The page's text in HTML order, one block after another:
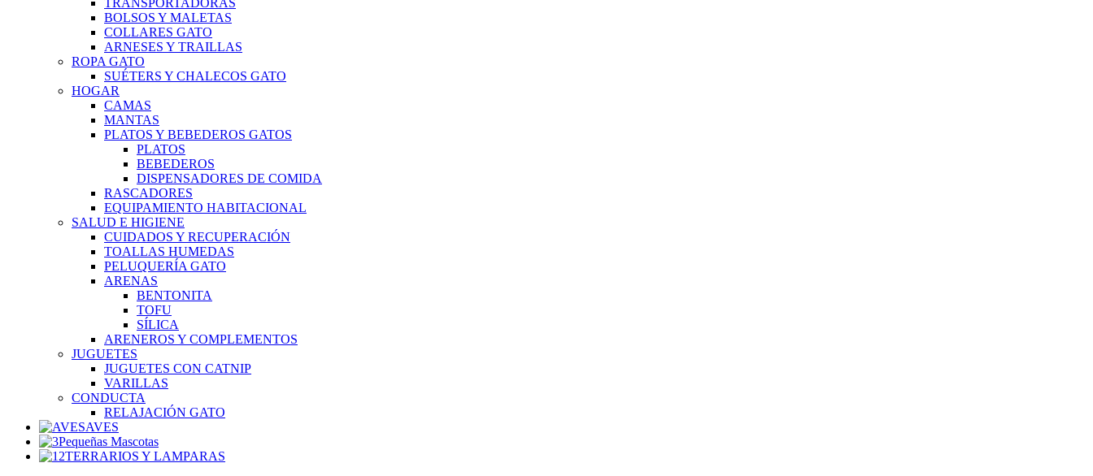
TRANSPORTADORAS
BOLSOS Y MALETAS
COLLARES GATO
ARNESES Y TRAILLAS
ROPA GATO
SUÉTERS Y CHALECOS GATO
HOGAR
CAMAS
MANTAS
PLATOS Y BEBEDEROS GATOS
PLATOS
BEBEDEROS
DISPENSADORES DE COMIDA
RASCADORES
EQUIPAMIENTO HABITACIONAL
SALUD E HIGIENE
CUIDADOS Y RECUPERACIÓN
TOALLAS HUMEDAS
PELUQUERÍA GATO
ARENAS
BENTONITA
TOFU
SÍLICA
ARENEROS Y COMPLEMENTOS
JUGUETES
JUGUETES CON CATNIP
VARILLAS
CONDUCTA
RELAJACIÓN GATO
AVES
Pequeñas Mascotas
TERRARIOS Y LAMPARAS